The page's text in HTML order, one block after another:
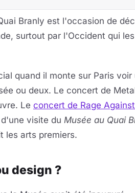
Branly est l'occasion de
surtout par l'Occident qui
quand il monte sur Paris
ou deux. Le concert de
Le concert de Rage
visite du Musée au Quai
les arts premiers.
design ?